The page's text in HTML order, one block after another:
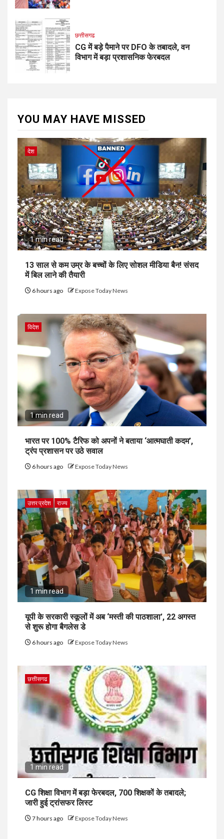
छत्तीसगढ
CG में बड़े पैमाने पर DFO के तबादले, वन
विभाग में बड़ा प्रशासनिक फेरबदल
YOU MAY HAVE MISSED
देश
1 min read
13 साल से कम उम्र के बच्चों के लिए सोशल मीडिया बैन! संसद
में बिल लाने की तैयारी
6 hours ago Expose Today News
विदेश
1 min read
भारत पर 100% टैरिफ को अपनों ने बताया ‘आत्मघाती कदम’,
ट्रंप प्रशासन पर उठे सवाल
6 hours ago Expose Today News
उत्तर प्रदेश राज्य
1 min read
यूपी के सरकारी स्कूलों में अब ‘मस्ती की पाठशाला’, 22 अगस्त
से शुरू होगा बैगलेस डे
6 hours ago Expose Today News
छत्तीसगढ
1 min read
CG शिक्षा विभाग में बड़ा फेरबदल, 700 शिक्षकों के तबादले;
जारी हुई ट्रांसफर लिस्ट
7 hours ago Expose Today News